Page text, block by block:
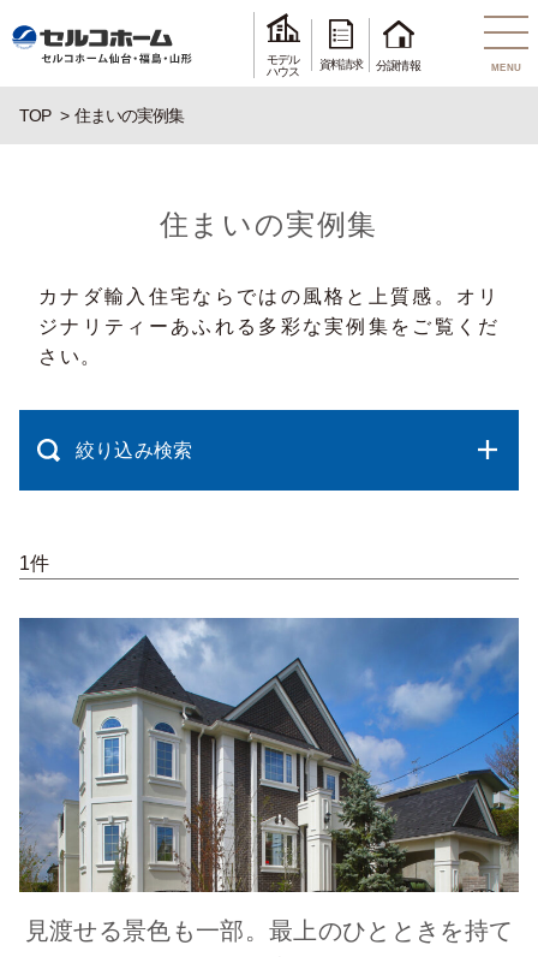
モデル
ハウス
資料請求 分譲情報 MENU
TOP 住まいの実例集
住まいの実例集
カナダ輸入住宅ならではの風格と上質感。オリ
ジナリティーあふれる多彩な実例集をご覧くだ
さい。
絞り込み検索
1件
見渡せる景色も一部。最上のひとときを持て